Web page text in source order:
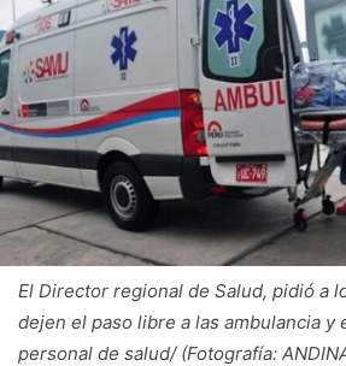
El Director regional de Salud, pidió a
dejen el paso libre a las ambulancia y
personal de salud/ (Fotografía: